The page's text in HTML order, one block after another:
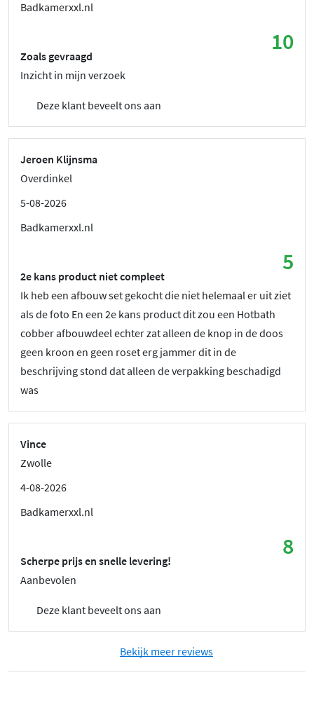
Badkamerxxl.nl
10
Zoals gevraagd
Inzicht in mijn verzoek
Deze klant beveelt ons aan
Jeroen Klijnsma
Overdinkel
5-08-2026
Badkamerxxl.nl
5
2e kans product niet compleet
Ik heb een afbouw set gekocht die niet helemaal er uit ziet
als de foto En een 2e kans product dit zou een Hotbath
cobber afbouwdeel echter zat alleen de knop in de doos
geen kroon en geen roset erg jammer dit in de
beschrijving stond dat alleen de verpakking beschadigd
was
Vince
Zwolle
4-08-2026
Badkamerxxl.nl
8
Scherpe prijs en snelle levering!
Aanbevolen
Deze klant beveelt ons aan
Bekijk meer reviews